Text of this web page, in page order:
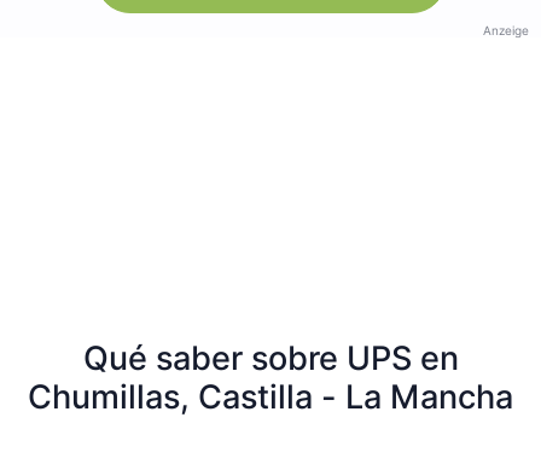
Anzeige
Qué saber sobre UPS en
Chumillas, Castilla - La Mancha